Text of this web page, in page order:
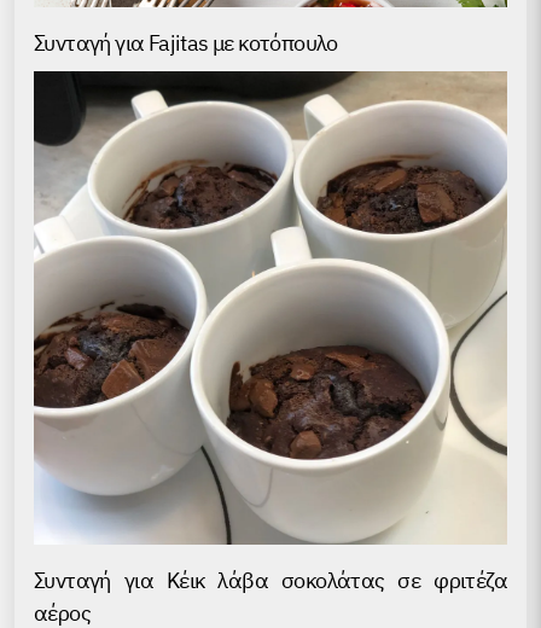
Συνταγή για Fajitas με κοτόπουλο
Συνταγή για Κέικ λάβα σοκολάτας σε φριτέζα
αέρος